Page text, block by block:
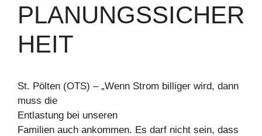
PLANUNGSSICHER
HEIT
St. Pölten (OTS) – „Wenn Strom billiger wird, dann
muss die
Entlastung bei unseren
Familien auch ankommen. Es darf nicht sein, dass